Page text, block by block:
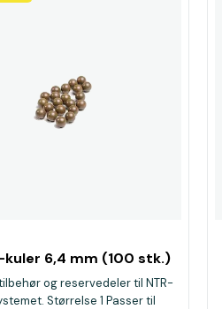
6,4 mm (100 stk.)
og reservedeler til NTR-
Størrelse 1 Passer til